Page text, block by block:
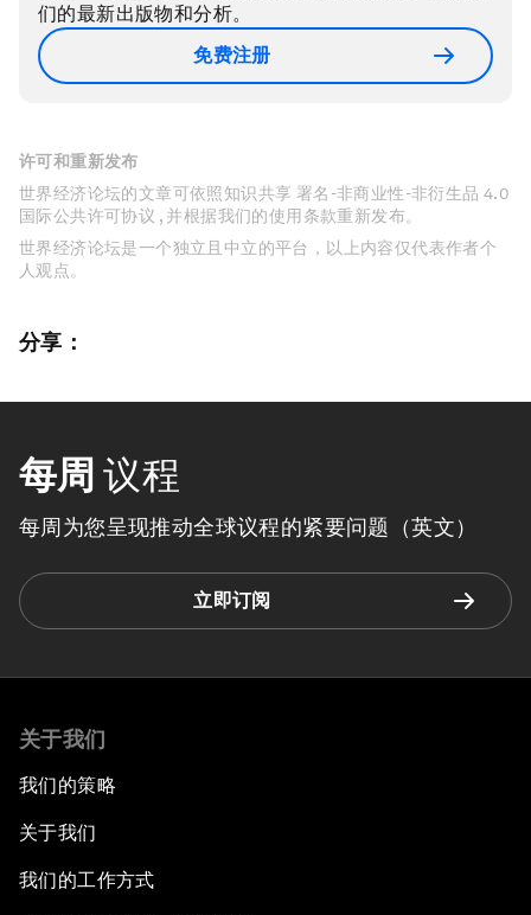
们的最新出版物和分析。
免费注册
许可和重新发布
世界经济论坛的文章可依照知识共享 署名-非商业性-非衍生品 4.0
国际公共许可协议 , 并根据我们的使用条款重新发布。
世界经济论坛是一个独立且中立的平台，以上内容仅代表作者个
人观点。
分享：
每周 议程
每周为您呈现推动全球议程的紧要问题（英文）
立即订阅
关于我们
我们的策略
关于我们
我们的工作方式